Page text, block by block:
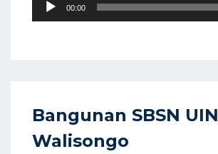
00:00
Bangunan SBSN UIN
Walisongo